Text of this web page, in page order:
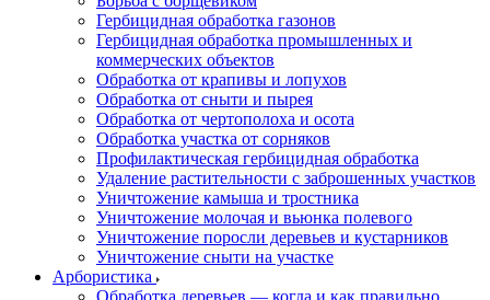
Гербицидная обработка газонов
Гербицидная обработка промышленных и
коммерческих объектов
Обработка от крапивы и лопухов
Обработка от сныти и пырея
Обработка от чертополоха и осота
Обработка участка от сорняков
Профилактическая гербицидная обработка
Удаление растительности с заброшенных участков
Уничтожение камыша и тростника
Уничтожение молочая и вьюнка полевого
Уничтожение поросли деревьев и кустарников
Уничтожение сныти на участке
Арбористика
Обработка деревьев — когда и как правильно